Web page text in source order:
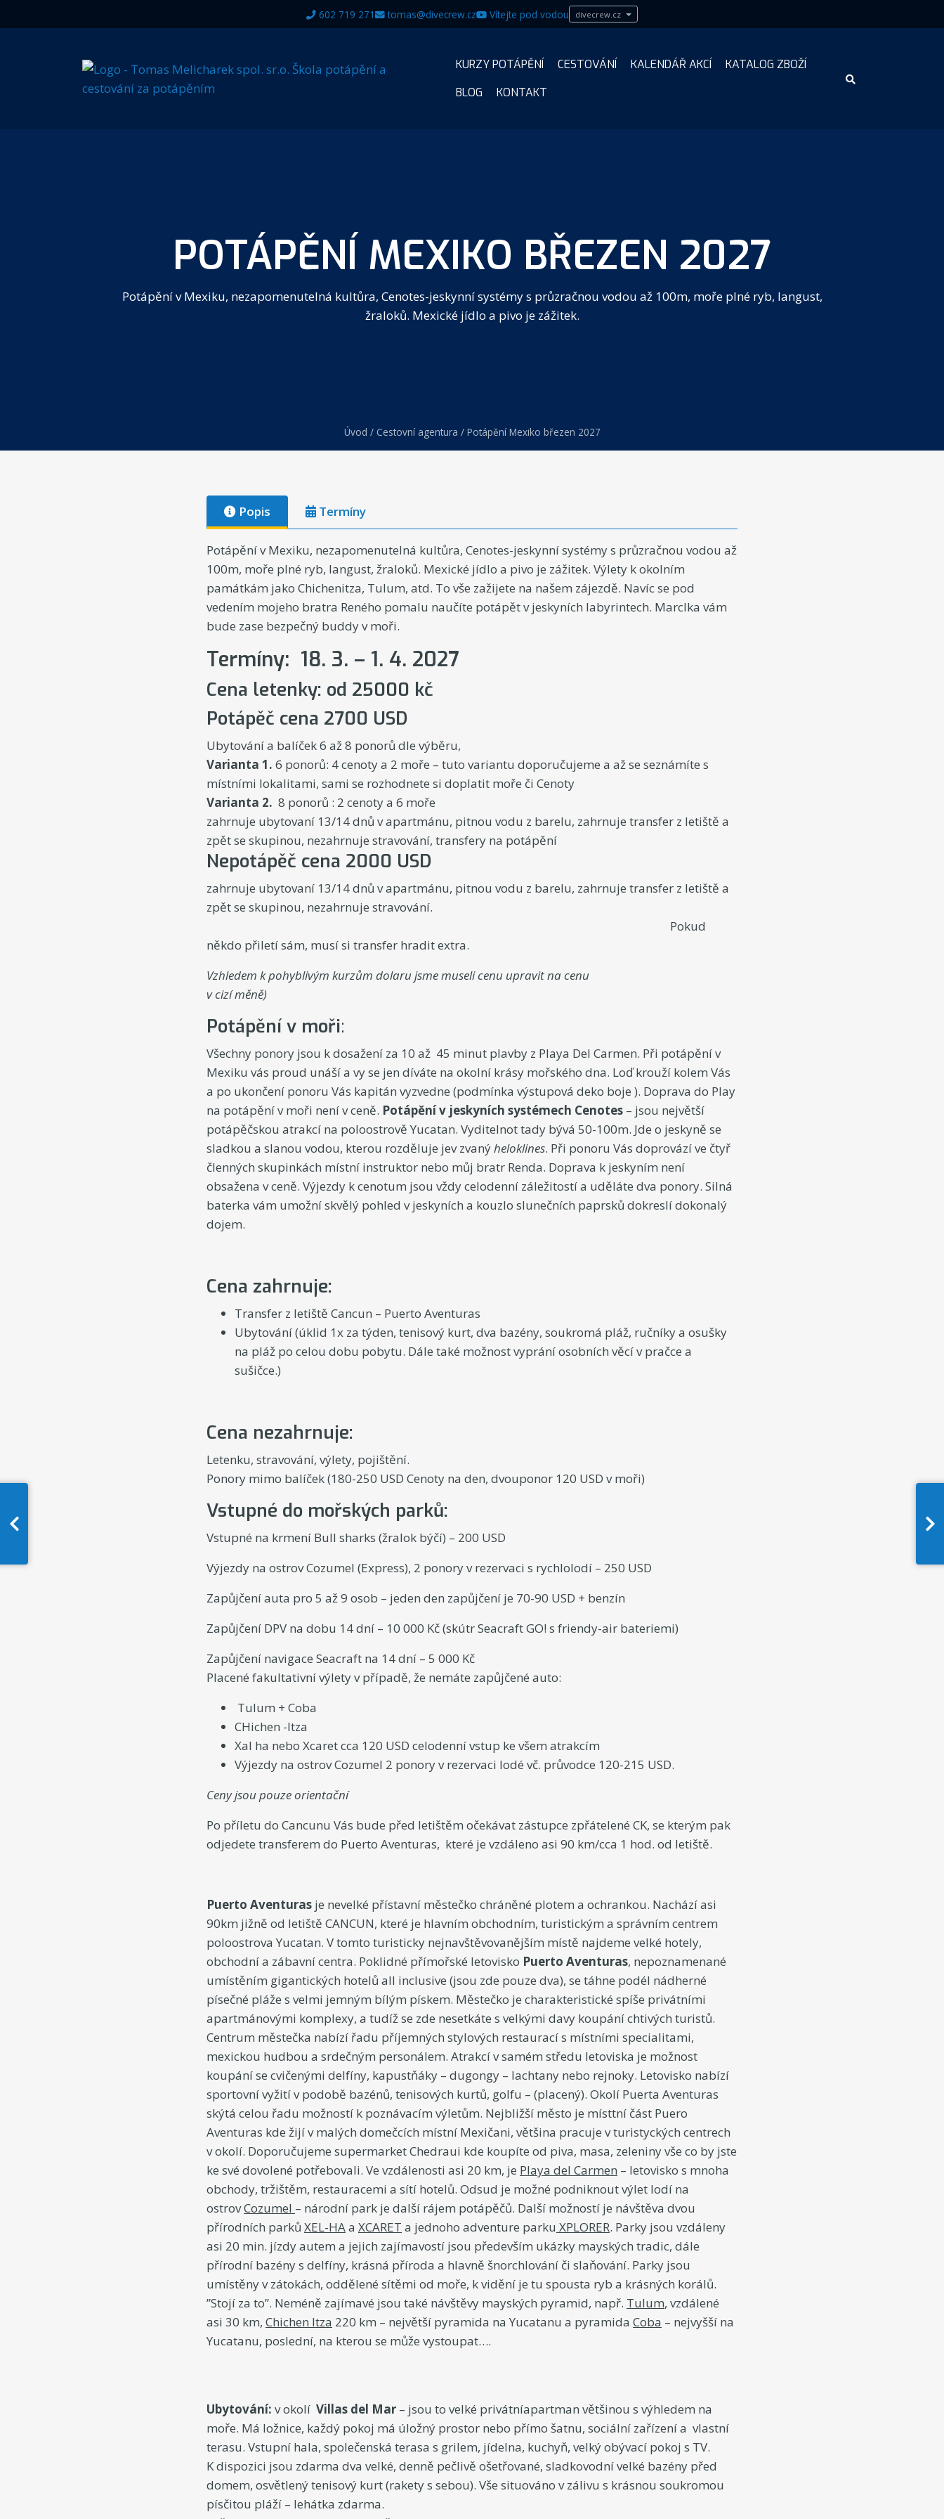
602 719 271 tomas@divecrew.cz Vítejte pod vodou divecrew.cz
KURZY POTÁPĚNÍ CESTOVÁNÍ KALENDÁŘ AKCÍ
KATALOG ZBOŽÍ
BLOG
KONTAKT
POTÁPĚNÍ MEXIKO BŘEZEN 2027
Potápění v Mexiku, nezapomenutelná kultůra, Cenotes-jeskynní systémy s průzračnou vodou až 100m, moře plné ryb, langust,
žraloků. Mexické jídlo a pivo je zážitek.
Úvod / Cestovní agentura / Potápění Mexiko březen 2027
Popis Termíny
Potápění v Mexiku, nezapomenutelná kultůra, Cenotes-jeskynní systémy s průzračnou vodou až
100m, moře plné ryb, langust, žraloků. Mexické jídlo a pivo je zážitek. Výlety k okolním
památkám jako Chichenitza, Tulum, atd. To vše zažijete na našem zájezdě. Navíc se pod
vedením mojeho bratra Reného pomalu naučíte potápět v jeskyních labyrintech. Marclka vám
bude zase bezpečný buddy v moři.
Termíny: 18. 3. – 1. 4. 2027
Cena letenky: od 25000 kč
Potápěč cena 2700 USD
Ubytování a balíček 6 až 8 ponorů dle výběru,
Varianta 1. 6 ponorů: 4 cenoty a 2 moře – tuto variantu doporučujeme a až se seznámíte s
místními lokalitami, sami se rozhodnete si doplatit moře či Cenoty
Varianta 2. 8 ponorů : 2 cenoty a 6 moře
zahrnuje ubytovaní 13/14 dnů v apartmánu, pitnou vodu z barelu, zahrnuje transfer z letiště a
zpět se skupinou, nezahrnuje stravování, transfery na potápění
Nepotápěč cena 2000 USD
zahrnuje ubytovaní 13/14 dnů v apartmánu, pitnou vodu z barelu, zahrnuje transfer z letiště a
zpět se skupinou, nezahrnuje stravování.
Pokud
někdo přiletí sám, musí si transfer hradit extra.
Vzhledem k pohyblivým kurzům dolaru jsme museli cenu upravit na cenu
v cizí měně)
Potápění v moři:
Všechny ponory jsou k dosažení za 10 až 45 minut plavby z Playa Del Carmen. Při potápění v
Mexiku vás proud unáší a vy se jen díváte na okolní krásy mořského dna. Loď krouží kolem Vás
a po ukončení ponoru Vás kapitán vyzvedne (podmínka výstupová deko boje ). Doprava do Play
na potápění v moři není v ceně. Potápění v jeskyních systémech Cenotes – jsou největší
potápěčskou atrakcí na poloostrově Yucatan. Vyditelnot tady bývá 50-100m. Jde o jeskyně se
sladkou a slanou vodou, kterou rozděluje jev zvanýheloklines. Při ponoru Vás doprovází ve čtyř
členných skupinkách místní instruktor nebo můj bratr Renda. Doprava k jeskyním není
obsažena v ceně. Výjezdy k cenotum jsou vždy celodenní záležitostí a uděláte dva ponory. Silná
baterka vám umožní skvělý pohled v jeskyních a kouzlo slunečních paprsků dokreslí dokonalý
dojem.
Cena zahrnuje:
Transfer z letiště Cancun – Puerto Aventuras
Ubytování (úklid 1x za týden, tenisový kurt, dva bazény, soukromá pláž, ručníky a osušky
na pláž po celou dobu pobytu. Dále také možnost vyprání osobních věcí v pračce a
sušičce.)
Cena nezahrnuje:
Letenku, stravování, výlety, pojištění.
Ponory mimo balíček (180-250 USD Cenoty na den, dvouponor 120 USD v moři)
Vstupné do mořských parků:
Vstupné na krmení Bull sharks (žralok býčí) – 200 USD
Výjezdy na ostrov Cozumel (Express), 2 ponory v rezervaci s rychlolodí – 250 USD
Zapůjčení auta pro 5 až 9 osob – jeden den zapůjčení je 70-90 USD + benzín
Zapůjčení DPV na dobu 14 dní – 10 000 Kč (skútr Seacraft GO! s friendy-air bateriemi)
Zapůjčení navigace Seacraft na 14 dní – 5 000 Kč
Placené fakultativní výlety v případě, že nemáte zapůjčené auto:
Tulum + Coba
CHichen -Itza
Xal ha nebo Xcaret cca 120 USD celodenní vstup ke všem atrakcím
Výjezdy na ostrov Cozumel 2 ponory v rezervaci lodé vč. průvodce 120-215 USD.
Ceny jsou pouze orientační
Po příletu do Cancunu Vás bude před letištěm očekávat zástupce zpřátelené CK, se kterým pak
odjedete transferem do Puerto Aventuras, které je vzdáleno asi 90 km/cca 1 hod. od letiště.
Puerto Aventuras je nevelké přístavní městečko chráněné plotem a ochrankou. Nachází asi
90km jižně od letiště CANCUN, které je hlavním obchodním, turistickým a správním centrem
poloostrova Yucatan. V tomto turisticky nejnavštěvovanějším místě najdeme velké hotely,
obchodní a zábavní centra. Poklidné přímořské letovisko Puerto Aventuras, nepoznamenané
umístěním gigantických hotelů all inclusive (jsou zde pouze dva), se táhne podél nádherné
písečné pláže s velmi jemným bílým pískem. Městečko je charakteristické spíše privátními
apartmánovými komplexy, a tudíž se zde nesetkáte s velkými davy koupání chtivých turistů.
Centrum městečka nabízí řadu příjemných stylových restaurací s místními specialitami,
mexickou hudbou a srdečným personálem. Atrakcí v samém středu letoviska je možnost
koupání se cvičenými delfíny, kapustňáky – dugongy – lachtany nebo rejnoky. Letovisko nabízí
sportovní vyžití v podobě bazénů, tenisových kurtů, golfu – (placený). Okolí Puerta Aventuras
skýtá celou řadu možností k poznávacím výletům. Nejbližší město je místtní část Puero
Aventuras kde žijí v malých domečcích místní Mexičani, většina pracuje v turistyckých centrech
v okolí. Doporučujeme supermarket Chedraui kde koupíte od piva, masa, zeleniny vše co by jste
ke své dovolené potřebovali. Ve vzdálenosti asi 20 km, je Playa del Carmen – letovisko s mnoha
obchody, tržištěm, restauracemi a sítí hotelů. Odsud je možné podniknout výlet lodí na
ostrovCozumel – národní park je další rájem potápěčů. Další možností je návštěva dvou
přírodních parků XEL-HAa XCARET a jednoho adventure parku XPLORER. Parky jsou vzdáleny
asi 20 min. jízdy autem a jejich zajímavostí jsou především ukázky mayských tradic, dále
přírodní bazény s delfíny, krásná příroda a hlavně šnorchlování či slaňování. Parky jsou
umístěny v zátokách, oddělené sítěmi od moře, k vidění je tu spousta ryb a krásných korálů.
”Stojí za to”. Neméně zajímavé jsou také návštěvy mayských pyramid, např. Tulum, vzdálené
asi 30 km, Chichen Itza 220 km – největší pyramida na Yucatanu a pyramida Coba – nejvyšší na
Yucatanu, poslední, na kterou se může vystoupat….
Ubytování: v okolí Villas del Mar – jsou to velké privátníapartman většinou s výhledem na
moře. Má ložnice, každý pokoj má úložný prostor nebo přímo šatnu, sociální zařízení a vlastní
terasu. Vstupní hala, společenská terasa s grilem, jídelna, kuchyň, velký obývací pokoj s TV.
K dispozici jsou zdarma dva velké, denně pečlivě ošetřované, sladkovodní velké bazény před
domem, osvětlený tenisový kurt (rakety s sebou). Vše situováno v zálivu s krásnou soukromou
písčitou pláží – lehátka zdarma.